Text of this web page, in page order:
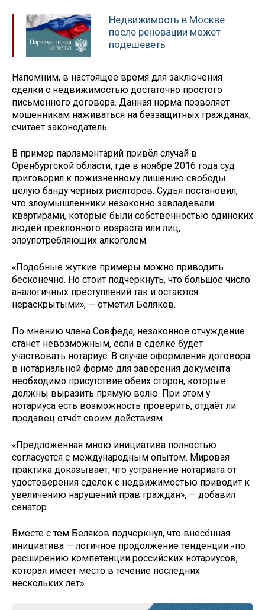
Недвижимость в Москве
после реновации может
подешеветь
Напомним, в настоящее время для заключения
сделки с недвижимостью достаточно простого
письменного договора. Данная норма позволяет
мошенникам наживаться на беззащитных гражданах,
считает законодатель.
В пример парламентарий привёл случай в
Оренбургской области, где в ноябре 2016 года суд
приговорил к пожизненному лишению свободы
целую банду чёрных риелторов. Судья постановил,
что злоумышленники незаконно завладевали
квартирами, которые были собственностью одиноких
людей преклонного возраста или лиц,
злоупотребляющих алкоголем.
«Подобные жуткие примеры можно приводить
бесконечно. Но стоит подчеркнуть, что большое число
аналогичных преступлений так и остаются
нераскрытыми», — отметил Беляков.
По мнению члена Совфеда, незаконное отчуждение
станет невозможным, если в сделке будет
участвовать нотариус. В случае оформления договора
в нотариальной форме для заверения документа
необходимо присутствие обеих сторон, которые
должны выразить прямую волю. При этом у
нотариуса есть возможность проверить, отдаёт ли
продавец отчёт своим действиям.
«Предложенная мною инициатива полностью
согласуется с международным опытом. Мировая
практика доказывает, что устранение нотариата от
удостоверения сделок с недвижимостью приводит к
увеличению нарушений прав граждан», — добавил
сенатор.
Вместе с тем Беляков подчеркнул, что внесённая
инициатива — логичное продолжение тенденции «по
расширению компетенции российских нотариусов,
которая имеет место в течение последних
нескольких лет».